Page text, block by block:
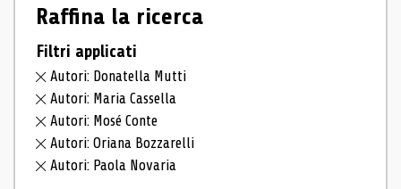
Raffina la ricerca
Filtri applicati
Autori: Donatella Mutti
Autori: Maria Cassella
Autori: Mosé Conte
Autori: Oriana Bozzarelli
Autori: Paola Novaria